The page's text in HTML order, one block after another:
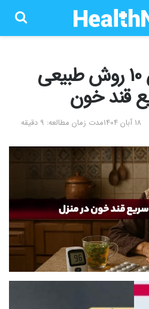
کاهش قند خون 10 روش طبیعی
قند خون
۱۸ آبان ۱۴۰۴ مدت زمان مطالعه: 9 دقیقه